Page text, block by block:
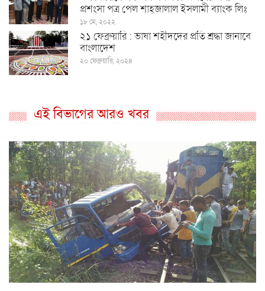
প্রশংসা পত্র পেল শাহ্জালাল ইসলামী ব্যাংক লিঃ
১৮ মে, ২০২২
২১ ফেব্রুয়ারি : ভাষা শহীদদের প্রতি শ্রদ্ধা জানাবে
বাংলাদেশ
২০ ফেব্রুয়ারি, ২০২৪
এই বিভাগের আরও খবর